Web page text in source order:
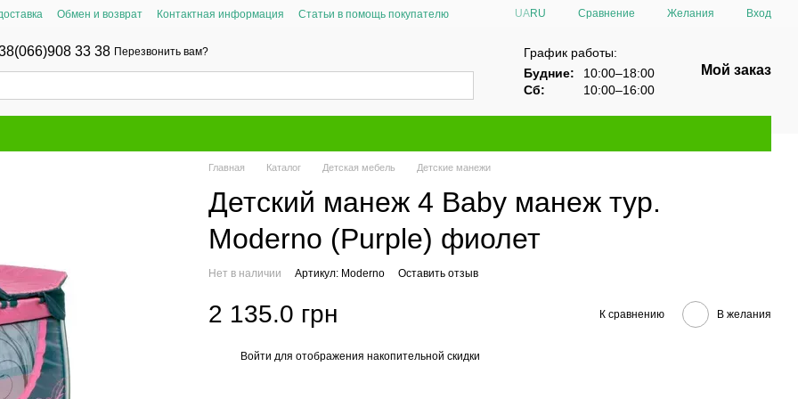
Обмен и возврат Контактная информация
Статьи в помощь покупателю
UARU Сравнение Желания Вход
33 38 Перезвонить вам?
График работы:
Будние:
10:00–18:00
Сб:
10:00–16:00
Мой заказ
Главная Каталог Детская мебель Детские манежи
Детский манеж 4 Baby манеж тур.
Moderno (Purple) фиолет
Нет в наличии Артикул: Moderno Оставить отзыв
2 135.0 грн К сравнению В желания
Войти для отображения накопительной скидки